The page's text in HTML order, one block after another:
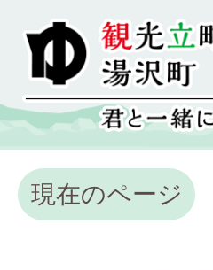
現在のページ